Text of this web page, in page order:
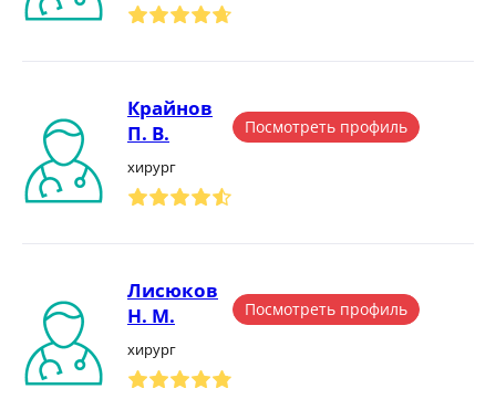
Крайнов
П. В.
хирург
Посмотреть профиль
Лисюков
Н. М.
хирург
Посмотреть профиль